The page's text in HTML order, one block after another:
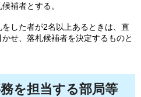
補者とする。
した者が2名以上あるときは、直
せ、落札候補者を決定するものと
を担当する部局等